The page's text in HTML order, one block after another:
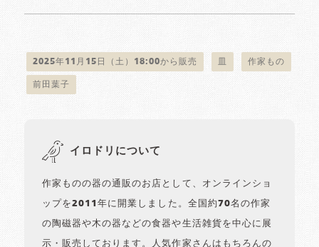
2025年11月15日（土）18:00から販売 作家もの
前田葉子
イロドリについて
作家ものの器の通販のお店として、オンラインショ
ップを2011年に開業しました。全国約70名の作家
の陶磁器や木の器などの食器や生活雑貨を中心に展
示・販売しております。人気作家さんはもちろんの